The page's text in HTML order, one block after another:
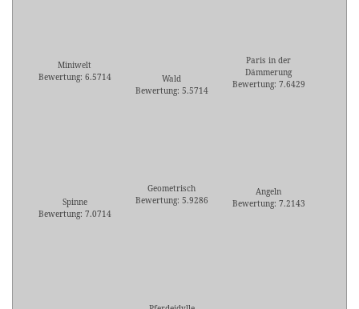
Miniwelt
Bewertung: 6.5714
Wald
Bewertung: 5.5714
Paris in der
Dämmerung
Bewertung: 7.6429
Spinne
Bewertung: 7.0714
Geometrisch
Bewertung: 5.9286
Angeln
Bewertung: 7.2143